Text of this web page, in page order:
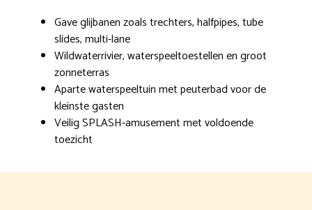
Gave glijbanen zoals trechters, halfpipes, tube
slides, multi-lane
Wildwaterrivier, waterspeeltoestellen en groot
zonneterras
Aparte waterspeeltuin met peuterbad voor de
kleinste gasten
Veilig SPLASH-amusement met voldoende
toezicht